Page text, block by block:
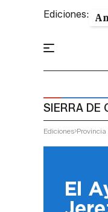
Ediciones:
SIERRA DE
Ediciones